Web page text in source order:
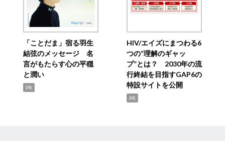
「ことだま」宿る羽生
結弦のメッセージ 名
言がもたらす心の平穏
と潤い
PR
HIV/エイズにまつわる6
つの“理解のギャッ
プ”とは？ 2030年の流
行終結を目指すGAP6の
特設サイトを公開
PR